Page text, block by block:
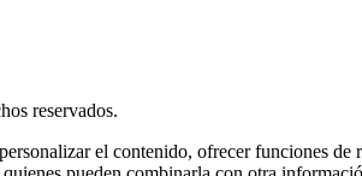
reservados.
el contenido, ofrecer funciones